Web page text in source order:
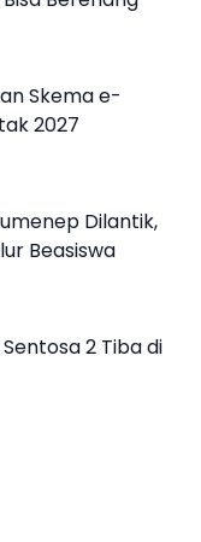
Skema e-
2027
Dilantik,
Beasiswa
2 Tiba di